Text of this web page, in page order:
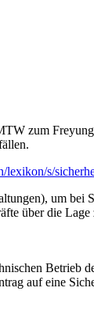
zum
lexikon/s/
um bei
über die
Betrieb
auf eine